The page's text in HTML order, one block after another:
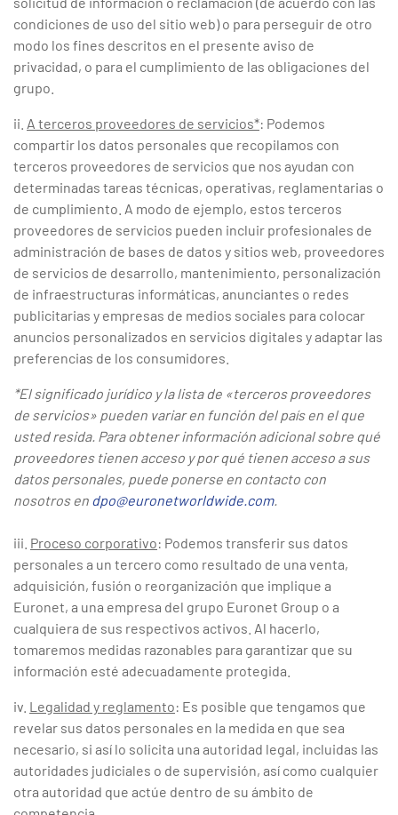
condiciones de uso del sitio web) o para perseguir de otro
modo los fines descritos en el presente aviso de
privacidad, o para el cumplimiento de las obligaciones del
grupo.
ii. A terceros proveedores de servicios*: Podemos
compartir los datos personales que recopilamos con
terceros proveedores de servicios que nos ayudan con
determinadas tareas técnicas, operativas, reglamentarias o
de cumplimiento. A modo de ejemplo, estos terceros
proveedores de servicios pueden incluir profesionales de
administración de bases de datos y sitios web, proveedores
de servicios de desarrollo, mantenimiento, personalización
de infraestructuras informáticas, anunciantes o redes
publicitarias y empresas de medios sociales para colocar
anuncios personalizados en servicios digitales y adaptar las
preferencias de los consumidores.
*El significado jurídico y la lista de «terceros proveedores
de servicios» pueden variar en función del país en el que
usted resida. Para obtener información adicional sobre qué
proveedores tienen acceso y por qué tienen acceso a sus
datos personales, puede ponerse en contacto con
nosotros en dpo@euronetworldwide.com.
iii. Proceso corporativo: Podemos transferir sus datos
personales a un tercero como resultado de una venta,
adquisición, fusión o reorganización que implique a
Euronet, a una empresa del grupo Euronet Group o a
cualquiera de sus respectivos activos. Al hacerlo,
tomaremos medidas razonables para garantizar que su
información esté adecuadamente protegida.
iv. Legalidad y reglamento: Es posible que tengamos que
revelar sus datos personales en la medida en que sea
necesario, si así lo solicita una autoridad legal, incluidas las
autoridades judiciales o de supervisión, así como cualquier
otra autoridad que actúe dentro de su ámbito de